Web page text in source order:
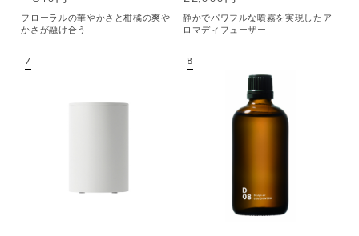
フローラルの華やかさと柑橘の爽や
かさが融け合う
静かでパワフルな噴霧を実現したア
ロマディフューザー